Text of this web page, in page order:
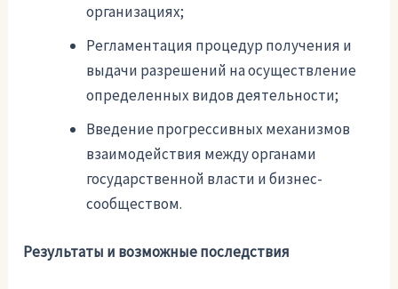
организациях;
Регламентация процедур получения и
выдачи разрешений на осуществление
определенных видов деятельности;
Введение прогрессивных механизмов
взаимодействия между органами
государственной власти и бизнес-
сообществом.
Результаты и возможные последствия